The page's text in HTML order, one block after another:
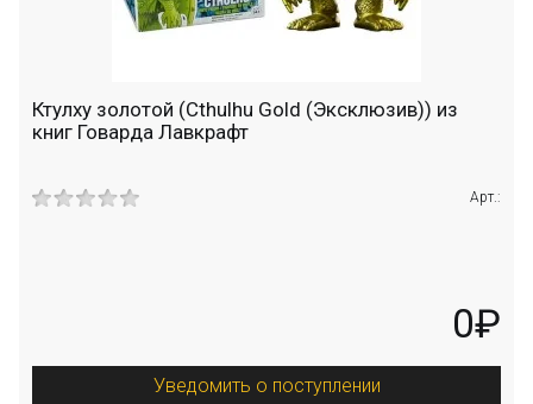
Ктулху золотой (Cthulhu Gold (Эксклюзив)) из
книг Говарда Лавкрафт
Арт.:
0₽
Уведомить о поступлении